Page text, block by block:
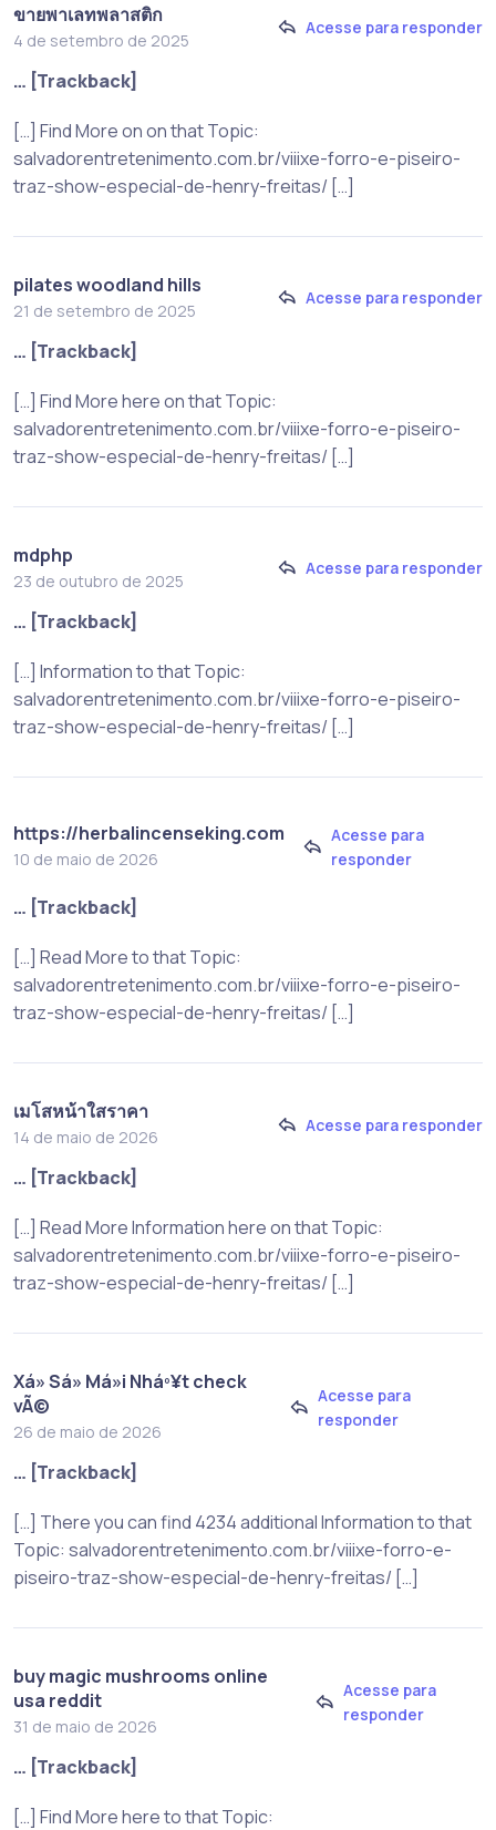
ขายพาเลทพลาสติก
4 de setembro de 2025
Acesse para responder
… [Trackback]
[…] Find More on on that Topic:
salvadorentretenimento.com.br/viiixe-forro-e-piseiro-
traz-show-especial-de-henry-freitas/ […]
pilates woodland hills
21 de setembro de 2025
Acesse para responder
… [Trackback]
[…] Find More here on that Topic:
salvadorentretenimento.com.br/viiixe-forro-e-piseiro-
traz-show-especial-de-henry-freitas/ […]
mdphp
23 de outubro de 2025
Acesse para responder
… [Trackback]
[…] Information to that Topic:
salvadorentretenimento.com.br/viiixe-forro-e-piseiro-
traz-show-especial-de-henry-freitas/ […]
https://herbalincenseking.com
10 de maio de 2026
Acesse para
responder
… [Trackback]
[…] Read More to that Topic:
salvadorentretenimento.com.br/viiixe-forro-e-piseiro-
traz-show-especial-de-henry-freitas/ […]
เมโสหน้าใสราคา
14 de maio de 2026
Acesse para responder
… [Trackback]
[…] Read More Information here on that Topic:
salvadorentretenimento.com.br/viiixe-forro-e-piseiro-
traz-show-especial-de-henry-freitas/ […]
Xá» Sá» Má»i Nháº¥t check
vÃ©
26 de maio de 2026
Acesse para
responder
… [Trackback]
[…] There you can find 4234 additional Information to that
Topic: salvadorentretenimento.com.br/viiixe-forro-e-
piseiro-traz-show-especial-de-henry-freitas/ […]
buy magic mushrooms online
usa reddit
31 de maio de 2026
Acesse para
responder
… [Trackback]
[…] Find More here to that Topic: